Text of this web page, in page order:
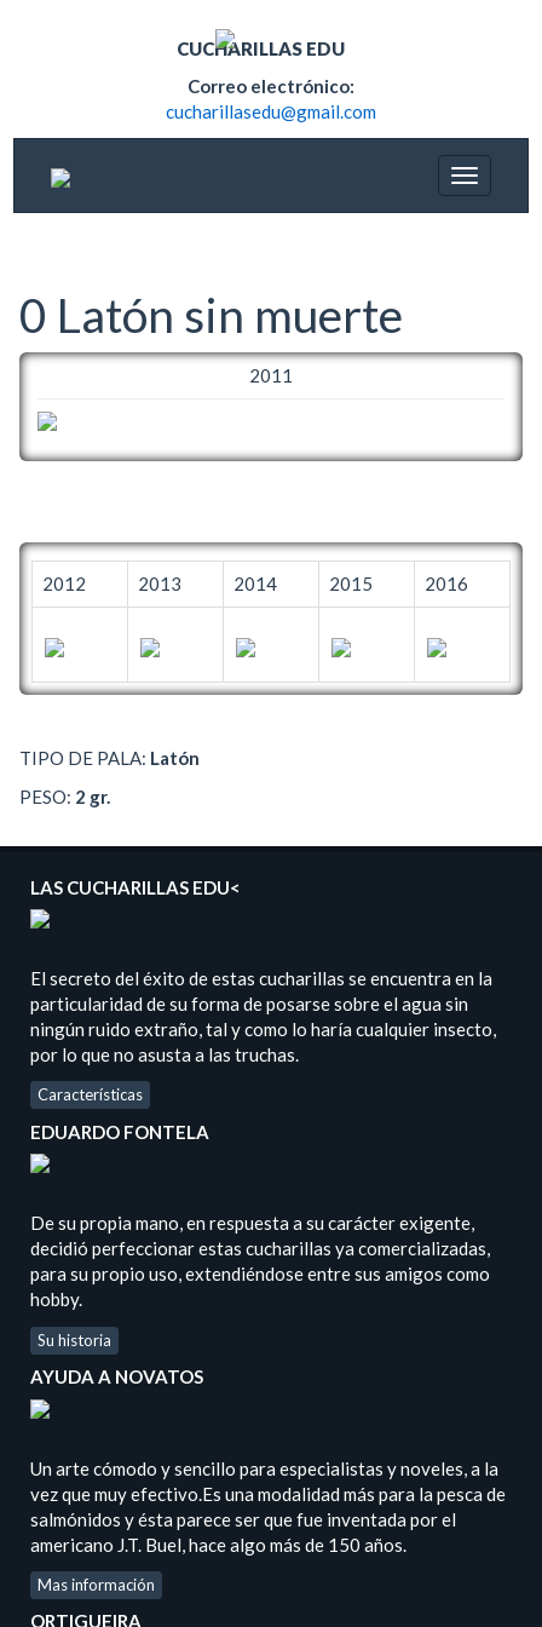
CUCHARILLAS EDU
Correo electrónico:
cucharillasedu@gmail.com
0 Latón sin muerte
2011
2012 2013 2014 2015 2016
TIPO DE PALA: Latón
PESO: 2 gr.
LAS CUCHARILLAS EDU<
El secreto del éxito de estas cucharillas se encuentra en la
particularidad de su forma de posarse sobre el agua sin
ningún ruido extraño, tal y como lo haría cualquier insecto,
por lo que no asusta a las truchas.
Características
EDUARDO FONTELA
De su propia mano, en respuesta a su carácter exigente,
decidió perfeccionar estas cucharillas ya comercializadas,
para su propio uso, extendiéndose entre sus amigos como
hobby.
Su historia
AYUDA A NOVATOS
Un arte cómodo y sencillo para especialistas y noveles, a la
vez que muy efectivo.Es una modalidad más para la pesca de
salmónidos y ésta parece ser que fue inventada por el
americano J.T. Buel, hace algo más de 150 años.
Mas información
ORTIGUEIRA